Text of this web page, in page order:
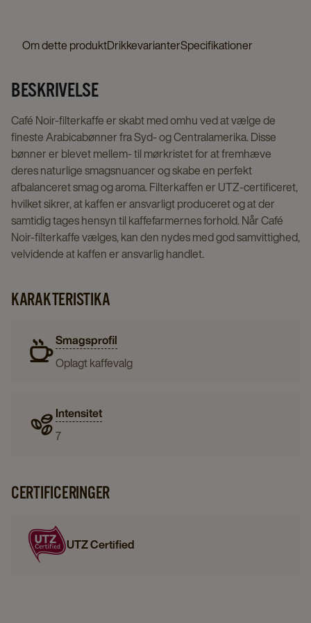
details
Om dette produktDrikkevarianterSpecifikationer
BESKRIVELSE
Café Noir-filterkaffe er skabt med omhu ved at vælge de
fineste Arabicabønner fra Syd- og Centralamerika. Disse
bønner er blevet mellem- til mørkristet for at fremhæve
deres naturlige smagsnuancer og skabe en perfekt
afbalanceret smag og aroma. Filterkaffen er UTZ-certificeret,
hvilket sikrer, at kaffen er ansvarligt produceret og at der
samtidig tages hensyn til kaffefarmernes forhold. Når Café
Noir-filterkaffe vælges, kan den nydes med god samvittighed,
velvidende at kaffen er ansvarlig handlet.
KARAKTERISTIKA
Smagsprofil
Oplagt kaffevalg
Intensitet
7
CERTIFICERINGER
UTZ Certified